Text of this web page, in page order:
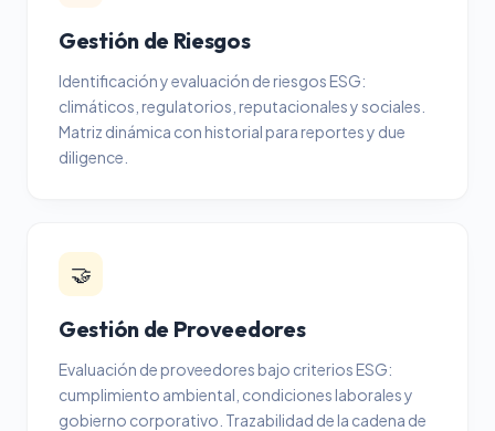
Gestión de Riesgos
Identificación y evaluación de riesgos ESG:
climáticos, regulatorios, reputacionales y sociales.
Matriz dinámica con historial para reportes y due
diligence.
🤝
Gestión de Proveedores
Evaluación de proveedores bajo criterios ESG:
cumplimiento ambiental, condiciones laborales y
gobierno corporativo. Trazabilidad de la cadena de